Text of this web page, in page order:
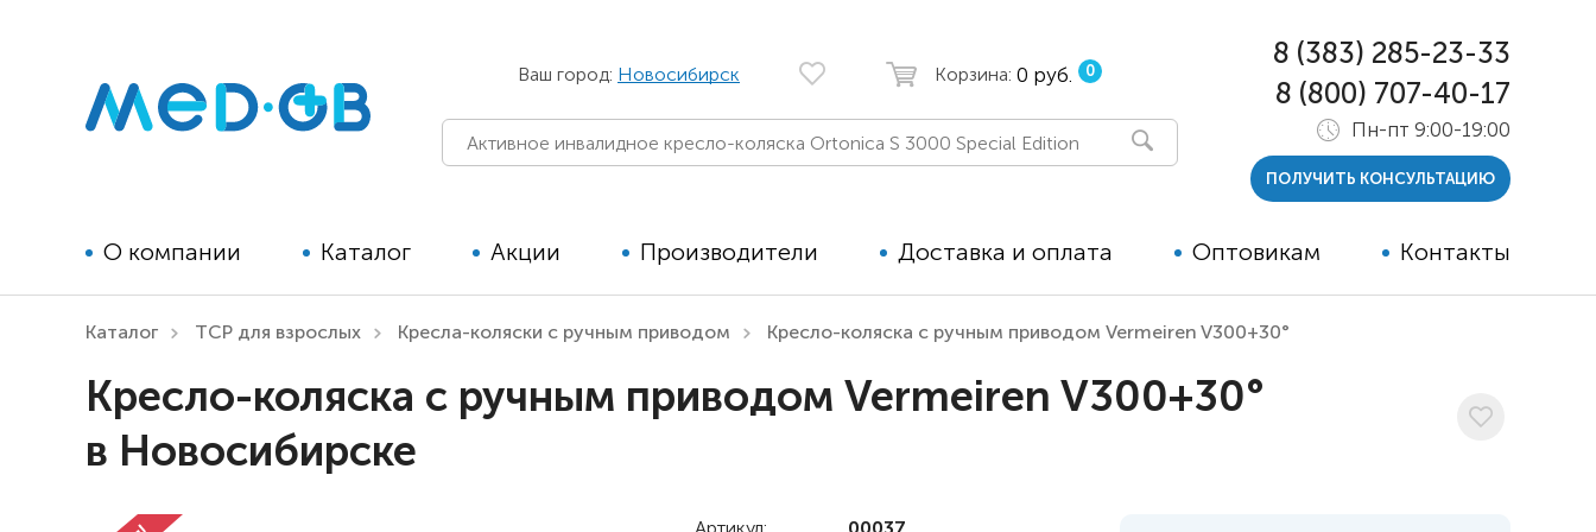
Ваш город: Новосибирск Корзина: 0 руб. 0
О компании Каталог
реабилитации для детей
Технические средства
реабилитации для взрослых
Коляски для детей с ДЦП
Детские вертикализаторы
Тренажёры
Акции Производители Доставка и оплата Оптовикам Контакты
8 (383) 285-23-33
8 (800) 707-40-17
Пн-пт 9:00-19:00
ПОЛУЧИТЬ КОНСУЛЬТАЦИЮ
Каталог ТСР для взрослых Кресла-коляски с ручным приводом Кресло-коляска с ручным приводом Vermeiren V300+30°
Кресло-коляска с ручным приводом Vermeiren V300+30°
в Новосибирске